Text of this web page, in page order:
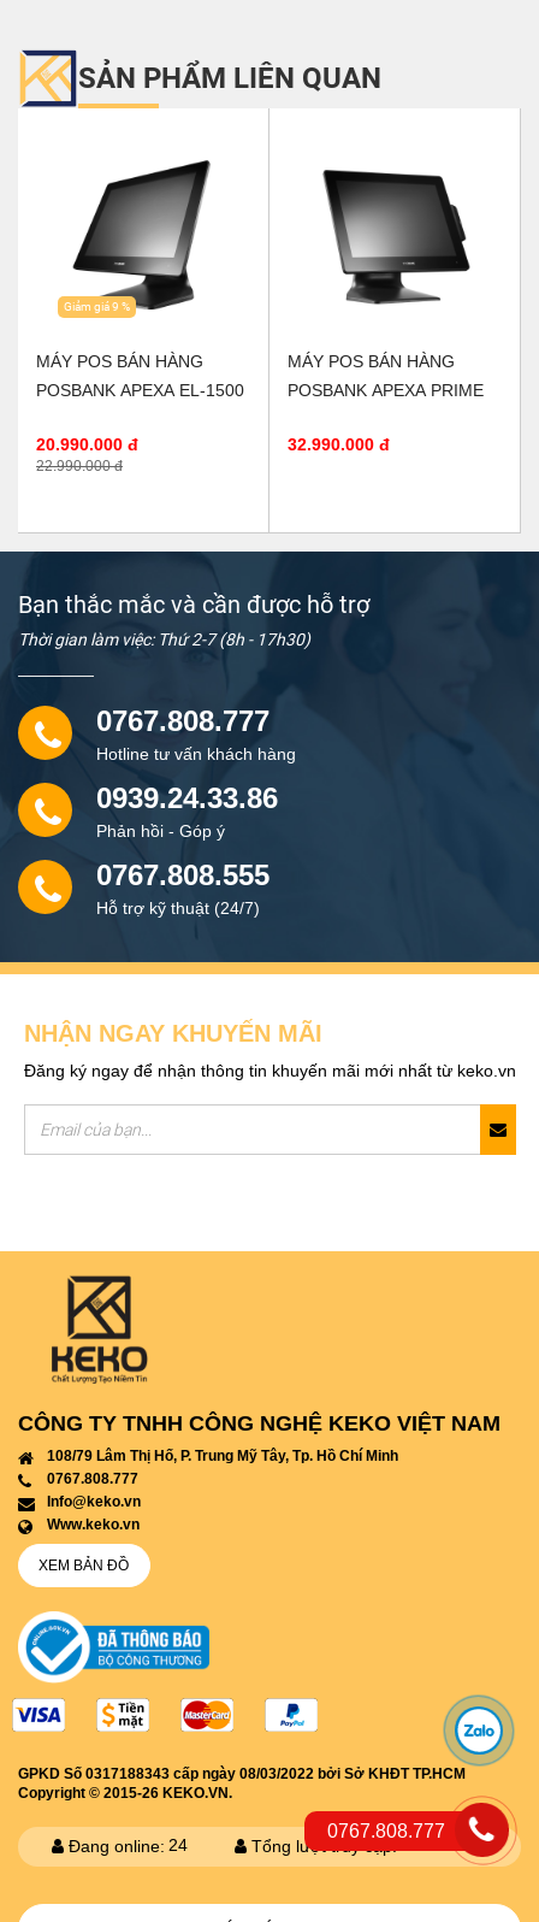
SẢN PHẨM LIÊN QUAN
Giảm giá 9 %
MÁY POS BÁN HÀNG
POSBANK APEXA EL-1500
20.990.000 đ
22.990.000 đ
MÁY POS BÁN HÀNG
POSBANK APEXA PRIME
32.990.000 đ
Bạn thắc mắc và cần được hỗ trợ
Thời gian làm việc: Thứ 2-7 (8h - 17h30)
0767.808.777
Hotline tư vấn khách hàng
0939.24.33.86
Phản hồi - Góp ý
0767.808.555
Hỗ trợ kỹ thuật (24/7)
NHẬN NGAY KHUYẾN MÃI
Đăng ký ngay để nhận thông tin khuyến mãi mới nhất từ keko.vn
CÔNG TY TNHH CÔNG NGHỆ KEKO VIỆT NAM
108/79 Lâm Thị Hố, P. Trung Mỹ Tây, Tp. Hồ Chí Minh
0767.808.777
info@keko.vn
www.keko.vn
XEM BẢN ĐỒ
GPKD Số 0317188343 cấp ngày 08/03/2022 bởi Sở KHĐT TP.HCM
Copyright © 2015-26 KEKO.VN.
Đang online: 24 Tổng lượt truy cập:
0767.808.777